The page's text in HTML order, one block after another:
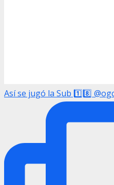
Así se jugó la Sub 1️⃣8️⃣